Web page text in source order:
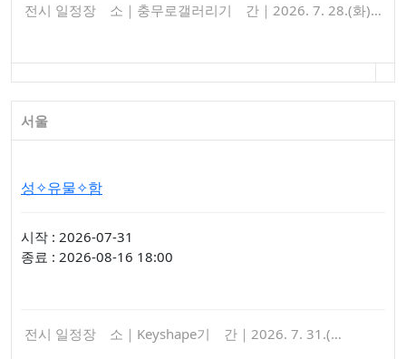
전시 일정장 소｜충무로갤러리기 간｜2026. 7. 28.(화)…
서울
성✧유물✧함
시작 : 2026-07-31
종료 : 2026-08-16 18:00
전시 일정장 소｜Keyshape기 간｜2026. 7. 31.(…